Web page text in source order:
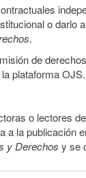
o
.
de
plataforma OJS.
o lectores
a la
y Derechos y se